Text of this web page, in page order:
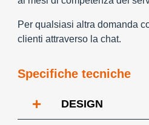
Per qualsiasi altra domanda
clienti attraverso la chat.
Specifiche tecniche
+ DESIGN